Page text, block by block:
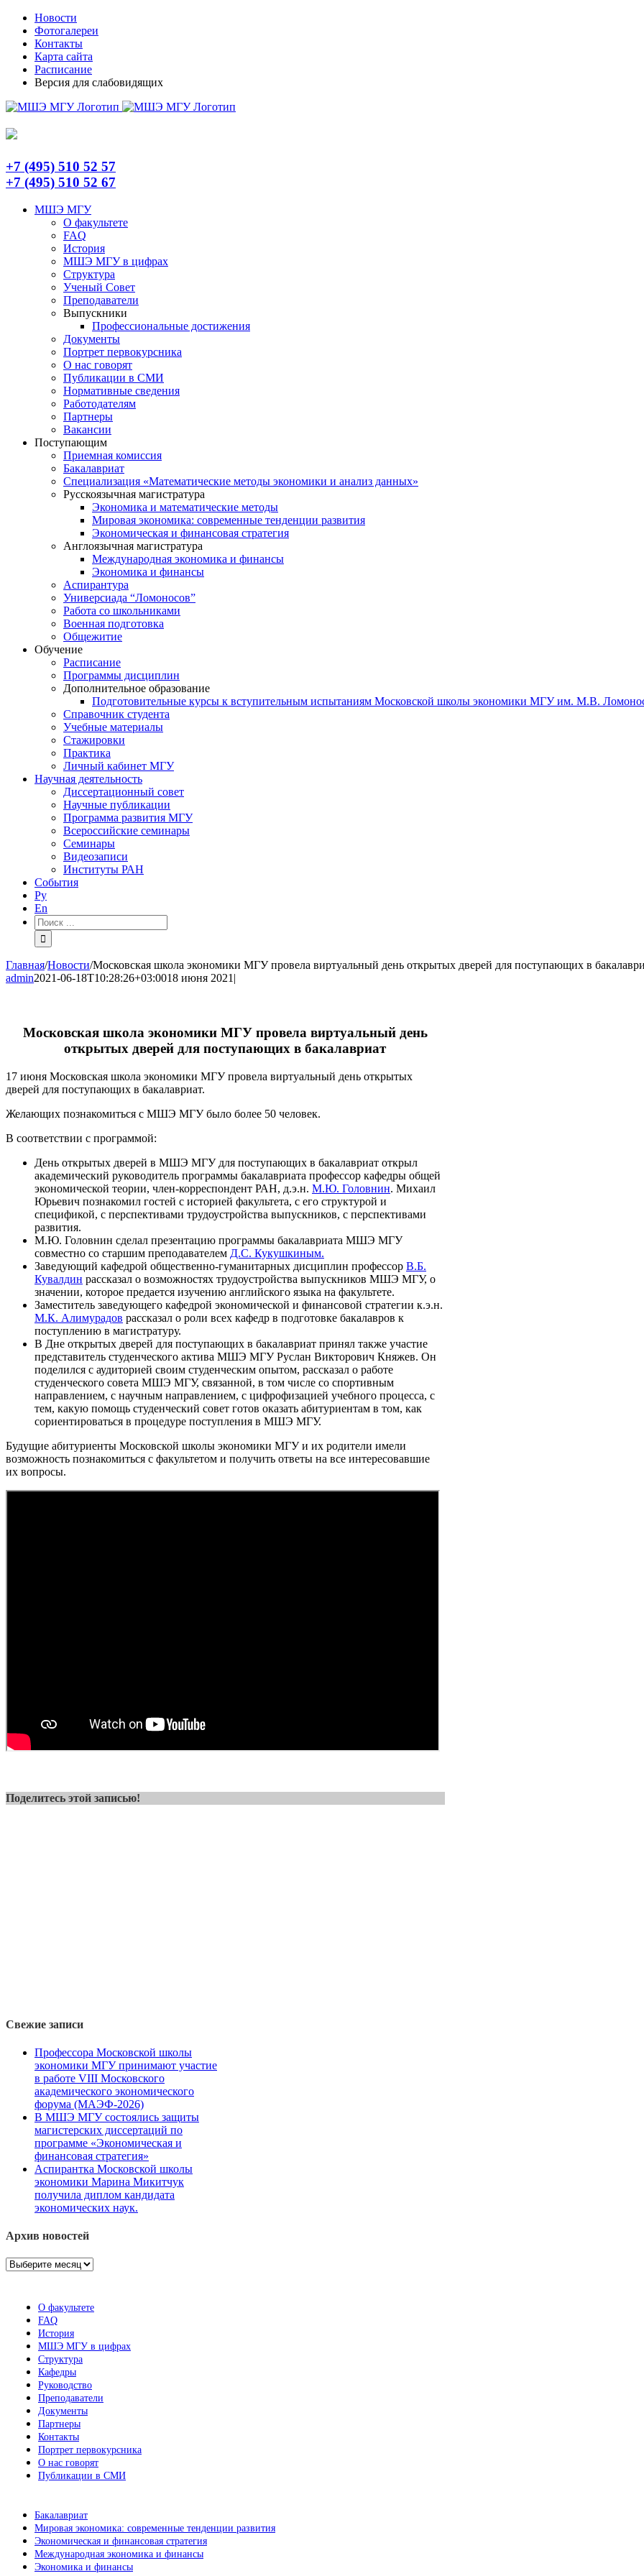
Skip
content
TelegramНовости
Фотогалереи
Контакты
Карта сайта
Расписание
Версия для слабовидящих
+7 (495) 510 52 57
+7 (495) 510 52 67
МШЭ МГУ
О факультете
FAQ
История
МШЭ МГУ в цифрах
Структура
Ученый Совет
Преподаватели
Выпускники
Профессиональные достижения
Документы
Портрет первокурсника
О нас говорят
Публикации в СМИ
Нормативные сведения
Работодателям
Партнеры
Вакансии
Поступающим
Приемная комиссия
Бакалавриат
Специализация «Математические методы экономики и анализ данных»
Русскоязычная магистратура
Экономика и математические методы
Мировая экономика: современные тенденции развития
Экономическая и финансовая стратегия
Англоязычная магистратура
Международная экономика и финансы
Экономика и финансы
Аспирантура
Универсиада “Ломоносов”
Работа со школьниками
Военная подготовка
Общежитие
Обучение
Расписание
Программы дисциплин
Дополнительное образование
Подготовительные курсы к вступительным испытаниям Московской школы экономики МГУ им. М.В.
Справочник студента
Учебные материалы
Стажировки
Практика
Личный кабинет МГУ
Научная деятельность
Диссертационный совет
Научные публикации
Программа развития МГУ
Всероссийские семинары
Семинары
Видеозаписи
Институты РАН
События
Ру
En
Результат
поиска:
Главная/Новости/Московская школа экономики МГУ провела виртуальный день открытых дверей для поступающих в
admin2021-06-18T10:28:26+03:0018 июня 2021|
Московская школа экономики МГУ провела виртуальный день
открытых дверей для поступающих в бакалавриат
17 июня Московская школа экономики МГУ провела виртуальный день открытых
дверей для поступающих в бакалавриат.
Желающих познакомиться с МШЭ МГУ было более 50 человек.
В соответствии с программой:
День открытых дверей в МШЭ МГУ для поступающих в бакалавриат открыл
академический руководитель программы бакалавриата профессор кафедры общей
экономической теории, член-корреспондент РАН, д.э.н. М.Ю. Головнин. Михаил
Юрьевич познакомил гостей с историей факультета, с его структурой и
спецификой, с перспективами трудоустройства выпускников, с перспективами
развития.
М.Ю. Головнин сделал презентацию программы бакалавриата МШЭ МГУ
совместно со старшим преподавателем Д.С. Кукушкиным.
Заведующий кафедрой общественно-гуманитарных дисциплин профессор В.Б.
Кувалдин рассказал о возможностях трудоустройства выпускников МШЭ МГУ, о
значении, которое предается изучению английского языка на факультете.
Заместитель заведующего кафедрой экономической и финансовой стратегии к.э.н.
М.К. Алимурадов рассказал о роли всех кафедр в подготовке бакалавров к
поступлению в магистратуру.
В Дне открытых дверей для поступающих в бакалавриат принял также участие
представитель студенческого актива МШЭ МГУ Руслан Викторович Княжев. Он
поделился с аудиторией своим студенческим опытом, рассказал о работе
студенческого совета МШЭ МГУ, связанной, в том числе со спортивным
направлением, с научным направлением, с цифрофизацией учебного процесса, с
тем, какую помощь студенческий совет готов оказать абитуриентам в том, как
сориентироваться в процедуре поступления в МШЭ МГУ.
Будущие абитуриенты Московской школы экономики МГУ и их родители имели
возможность познакомиться с факультетом и получить ответы на все интересовавшие
их вопросы.
Поделитесь этой записью!
Свежие записи
Профессора Московской школы
экономики МГУ принимают участие
в работе VIII Московского
академического экономического
форума (МАЭФ-2026)
В МШЭ МГУ состоялись защиты
магистерских диссертаций по
программе «Экономическая и
финансовая стратегия»
Аспирантка Московской школы
экономики Марина Микитчук
получила диплом кандидата
экономических наук.
Архив новостей
Архив
О факультете
FAQ
История
МШЭ МГУ в цифрах
Структура
Кафедры
Руководство
Преподаватели
Документы
Партнеры
Контакты
Портрет первокурсника
О нас говорят
Публикации в СМИ
Бакалавриат
Мировая экономика: современные тенденции развития
Экономическая и финансовая стратегия
Международная экономика и финансы
Экономика и финансы